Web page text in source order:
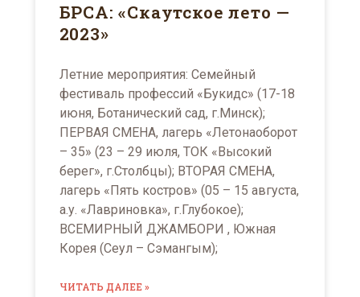
БРСА: «Скаутское лето —
2023»
Летние мероприятия: Семейный
фестиваль профессий «Букидс» (17-18
июня, Ботанический сад, г.Минск);
ПЕРВАЯ СМЕНА, лагерь «Летонаоборот
– 35» (23 – 29 июля, ТОК «Высокий
берег», г.Столбцы); ВТОРАЯ СМЕНА,
лагерь «Пять костров» (05 – 15 августа,
а.у. «Лавриновка», г.Глубокое);
ВСЕМИРНЫЙ ДЖАМБОРИ , Южная
Корея (Сеул – Сэмангым);
ЧИТАТЬ ДАЛЕЕ »